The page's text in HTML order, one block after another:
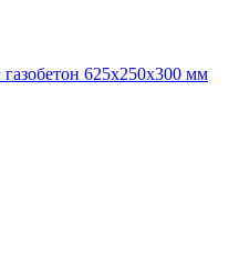
625х250х300 мм